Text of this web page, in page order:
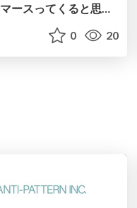
エージェンティックコマースってくると思いますか？ / Do you think agent commerce will become popular?
0 20